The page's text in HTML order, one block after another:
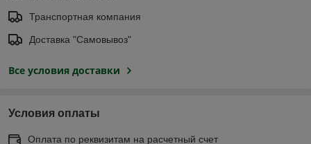
Транспортная компания
Доставка "Самовывоз"
Все условия доставки
Условия оплаты
Оплата по реквизитам на расчетный счет